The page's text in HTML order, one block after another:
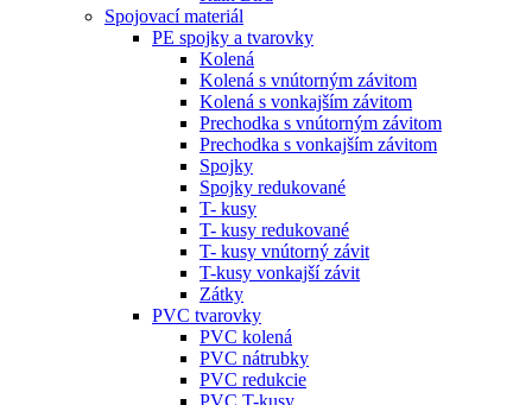
Spojovací materiál
PE spojky a tvarovky
Kolená
Kolená s vnútorným závitom
Kolená s vonkajším závitom
Prechodka s vnútorným závitom
Prechodka s vonkajším závitom
Spojky
Spojky redukované
T- kusy
T- kusy redukované
T- kusy vnútorný závit
T-kusy vonkajší závit
Zátky
PVC tvarovky
PVC kolená
PVC nátrubky
PVC redukcie